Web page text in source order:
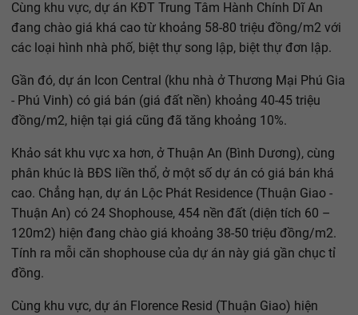
Cùng khu vực, dự án KĐT Trung Tâm Hành Chính Dĩ An
đang chào giá khá cao từ khoảng 58-80 triệu đồng/m2 với
các loại hình nhà phố, biệt thự song lập, biệt thự đơn lập.
Gần đó, dự án Icon Central (khu nhà ở Thương Mại Phú Gia
- Phú Vinh) có giá bán (giá đất nền) khoảng 40-45 triệu
đồng/m2, hiện tại giá cũng đã tăng khoảng 10%.
Khảo sát khu vực xa hơn, ở Thuận An (Bình Dương), cùng
phân khúc là BĐS liền thổ, ở một số dự án có giá bán khá
cao. Chẳng hạn, dự án Lộc Phát Residence (Thuận Giao -
Thuận An) có 24 Shophouse, 454 nền đất (diện tích 60 –
120m2) hiện đang chào giá khoảng 38-50 triệu đồng/m2.
Tính ra mỗi căn shophouse của dự án này giá gần chục tỉ
đồng.
Cùng khu vực, dự án Florence Resid (Thuận Giao) hiện